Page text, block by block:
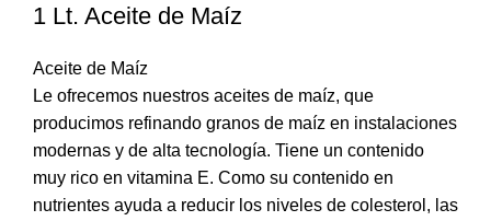
1 Lt. Aceite de Maíz
Aceite de Maíz
Le ofrecemos nuestros aceites de maíz, que
producimos refinando granos de maíz en instalaciones
modernas y de alta tecnología. Tiene un contenido
muy rico en vitamina E. Como su contenido en
nutrientes ayuda a reducir los niveles de colesterol, las